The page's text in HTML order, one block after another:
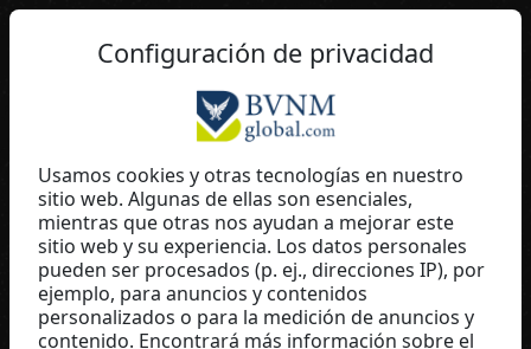
ES
Catja Gramberg
Coral Club International
Spain
Configuración de privacidad
Usamos cookies y otras tecnologías en nuestro
sitio web. Algunas de ellas son esenciales,
mientras que otras nos ayudan a mejorar este
sitio web y su experiencia. Los datos personales
pueden ser procesados (p. ej., direcciones IP), por
ejemplo, para anuncios y contenidos
personalizados o para la medición de anuncios y
contenido. Encontrará más información sobre el